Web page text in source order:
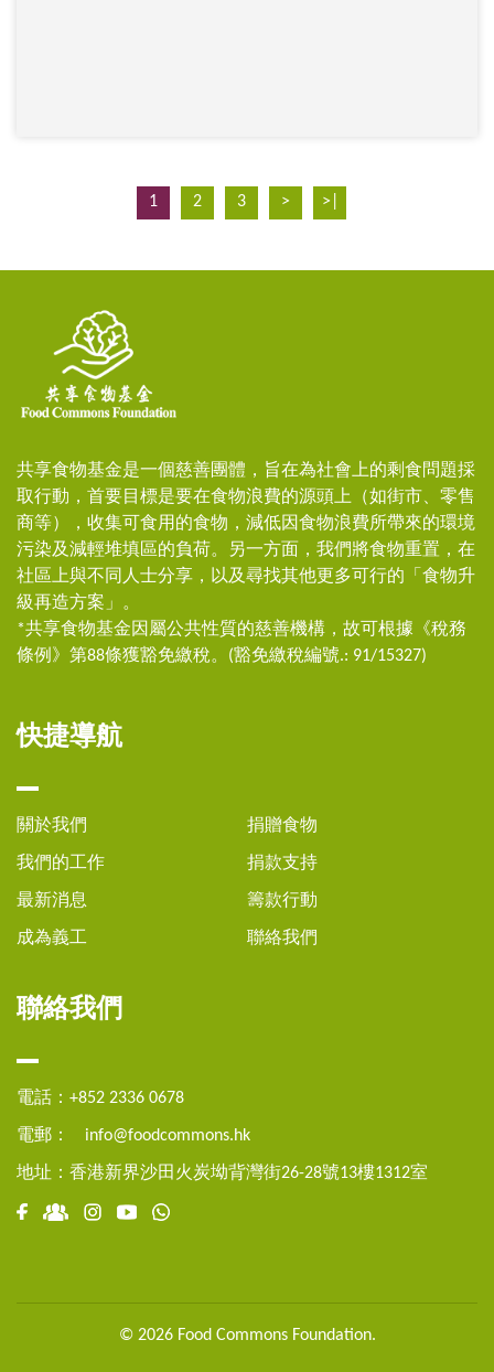
1 2 3 > >|
共享食物基金是一個慈善團體，旨在為社會上的剩食問題採
取行動，首要目標是要在食物浪費的源頭上（如街市、零售
商等），收集可食用的食物，減低因食物浪費所帶來的環境
污染及減輕堆填區的負荷。另一方面，我們將食物重置，在
社區上與不同人士分享，以及尋找其他更多可行的「食物升
級再造方案」。
*共享食物基金因屬公共性質的慈善機構，故可根據《稅務
條例》第88條獲豁免繳稅。(豁免繳稅編號.: 91/15327)
快捷導航
關於我們
我們的工作
最新消息
成為義工
捐贈食物
捐款支持
籌款行動
聯絡我們
聯絡我們
電話：+852 2336 0678
電郵： info@foodcommons.hk
地址：香港新界沙田火炭坳背灣街26-28號13樓1312室
© 2026 Food Commons Foundation.